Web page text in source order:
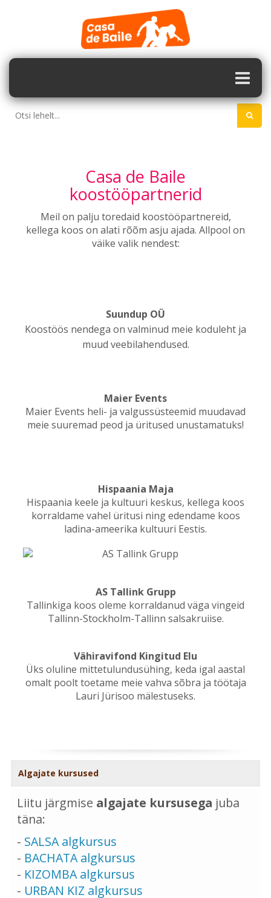
Casa de Baile
koostööpartnerid
Meil on palju toredaid koostööpartnereid,
kellega koos on alati rõõm asju ajada. Allpool on
väike valik nendest:
Suundup OÜ
Koostöös nendega on valminud meie koduleht ja
muud veebilahendused.
Maier Events
Maier Events heli- ja valgussüsteemid muudavad
meie suuremad peod ja üritused unustamatuks!
Hispaania Maja
Hispaania keele ja kultuuri keskus, kellega koos
korraldame vahel üritusi ning edendame koos
ladina-ameerika kultuuri Eestis.
AS Tallink Grupp
Tallinkiga koos oleme korraldanud väga vingeid
Tallinn-Stockholm-Tallinn salsakruiise.
Vähiravifond Kingitud Elu
Üks oluline mittetulundusühing, keda igal aastal
omalt poolt toetame meie vahva sõbra ja töötaja
Lauri Jürisoo mälestuseks.
Algajate kursused
Liitu järgmise algajate kursusega juba
täna:
- SALSA algkursus
- BACHATA algkursus
- KIZOMBA algkursus
- URBAN KIZ algkursus